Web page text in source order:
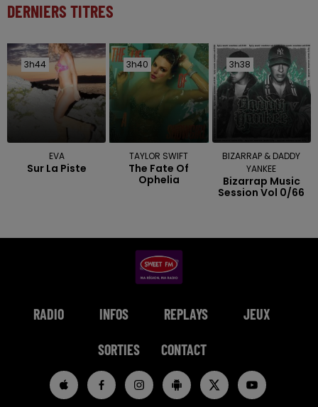
DERNIERS TITRES
3h44
3h44
EVA
Sur La Piste
3h40
3h40
TAYLOR SWIFT
The Fate Of
Ophelia
3h38
3h38
BIZARRAP & DADDY
YANKEE
Bizarrap Music
Session Vol 0/66
RADIO INFOS REPLAYS JEUX
SORTIES CONTACT